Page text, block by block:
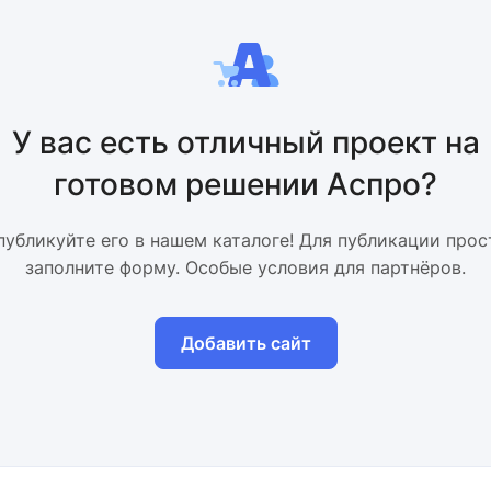
У вас есть отличный проект на
готовом решении Аспро?
его в нашем каталоге! Для публикации
заполните форму. Особые условия для партнёров.
Добавить сайт